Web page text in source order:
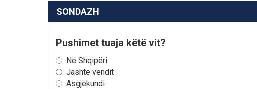
SONDAZH
Pushimet tuaja këtë vit?
Në Shqipëri
Jashtë vendit
Asgjëkundi